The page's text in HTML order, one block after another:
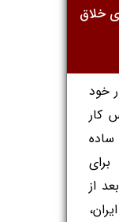
ماهی
می
1396/
خلاق
خود
کار
ساده
از